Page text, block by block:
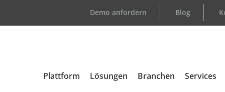
Demo anfordern Blog
Plattform Lösungen Branchen Services